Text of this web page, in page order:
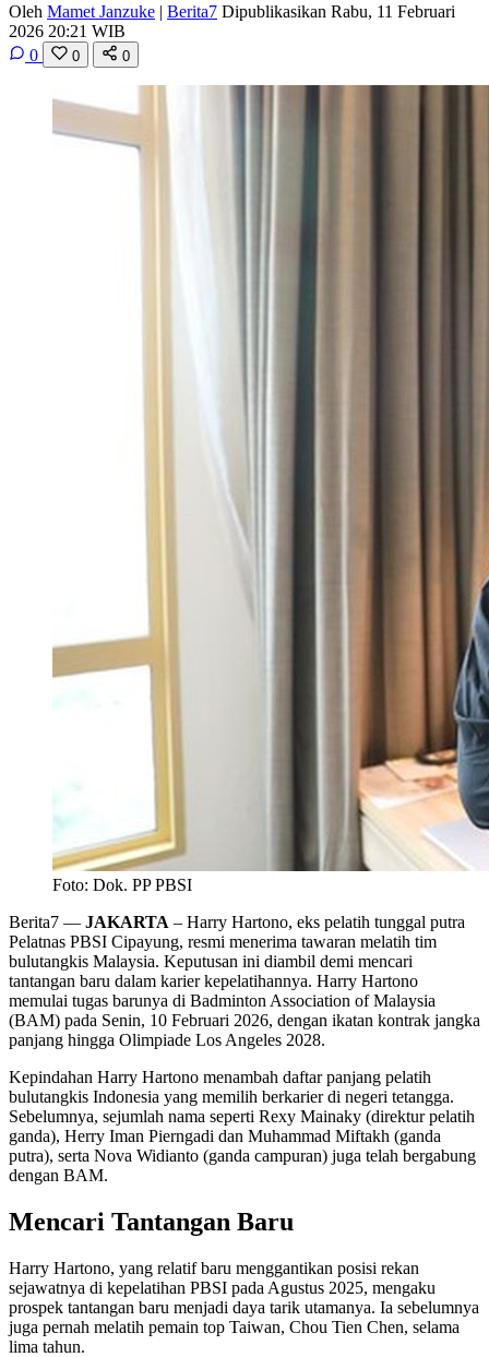
Oleh Mamet Janzuke | Berita7 Dipublikasikan Rabu, 11 Februari
2026 20:21 WIB
0
0 0
Foto: Dok. PP PBSI
Berita7 — JAKARTA – Harry Hartono, eks pelatih tunggal putra
Pelatnas PBSI Cipayung, resmi menerima tawaran melatih tim
bulutangkis Malaysia. Keputusan ini diambil demi mencari
tantangan baru dalam karier kepelatihannya. Harry Hartono
memulai tugas barunya di Badminton Association of Malaysia
(BAM) pada Senin, 10 Februari 2026, dengan ikatan kontrak jangka
panjang hingga Olimpiade Los Angeles 2028.
Kepindahan Harry Hartono menambah daftar panjang pelatih
bulutangkis Indonesia yang memilih berkarier di negeri tetangga.
Sebelumnya, sejumlah nama seperti Rexy Mainaky (direktur pelatih
ganda), Herry Iman Pierngadi dan Muhammad Miftakh (ganda
putra), serta Nova Widianto (ganda campuran) juga telah bergabung
dengan BAM.
Mencari Tantangan Baru
Harry Hartono, yang relatif baru menggantikan posisi rekan
sejawatnya di kepelatihan PBSI pada Agustus 2025, mengaku
prospek tantangan baru menjadi daya tarik utamanya. Ia sebelumnya
juga pernah melatih pemain top Taiwan, Chou Tien Chen, selama
lima tahun.